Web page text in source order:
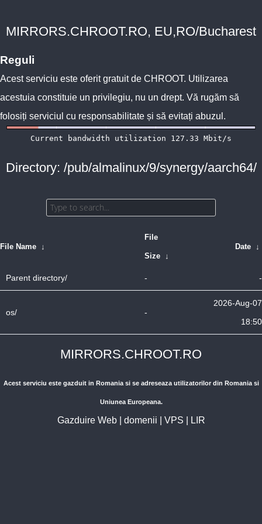
MIRRORS.CHROOT.RO, EU,RO/Bucharest
Reguli
Acest serviciu este oferit gratuit de CHROOT. Utilizarea
acestuia constituie un privilegiu, nu un drept. Vă rugăm să
folosiți serviciul cu responsabilitate și să evitați abuzul.
Directory: /pub/almalinux/9/synergy/aarch64/
File Name ↓
File
Size ↓
Date ↓
Parent directory/ - -
os/ -
2026-Aug-07
18:50
MIRRORS.CHROOT.RO
Acest serviciu este gazduit in Romania si se adreseaza utilizatorilor din Romania si
Uniunea Europeana.
Gazduire Web| domenii VPS LIR